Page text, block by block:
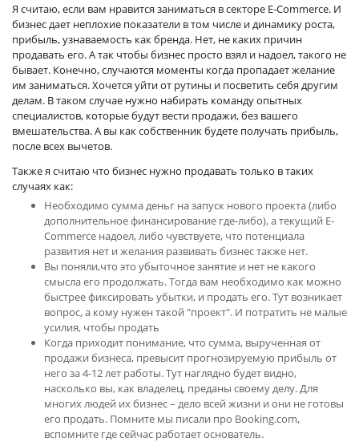
Я считаю, если вам нравится заниматься в секторе E-Commerce. И
бизнес дает неплохие показатели в том числе и динамику роста,
прибыль, узнаваемость как бренда. Нет, не каких причин
продавать его. А так чтобы бизнес просто взял и надоел, такого не
бывает. Конечно, случаются моменты когда пропадает желание
им заниматься. Хочется уйти от рутины и посветить себя другим
делам. В таком случае нужно набирать команду опытных
специалистов, которые будут вести продажи, без вашего
вмешательства. А вы как собственник будете получать прибыль,
после всех вычетов.
Также я считаю что бизнес нужно продавать только в таких
случаях как:
Необходимо сумма деньг на запуск нового проекта (либо
дополнительное финансирование где-либо), а текущий E-
Commerce надоел, либо чувствуете, что потенциала
развития нет и желания развивать бизнес также нет.
Вы поняли,что это убыточное занятие и нет не какого
смысла его продолжать. Тогда вам необходимо как можно
быстрее фиксировать убытки, и продать его. Тут возникает
вопрос, а кому нужен такой "проект". И потратить не малые
усилия, чтобы продать
Когда приходит понимание, что сумма, вырученная от
продажи бизнеса, превысит прогнозируемую прибыль от
него за 4-12 лет работы. Тут наглядно будет видно,
насколько вы, как владелец, преданы своему делу. Для
многих людей их бизнес – дело всей жизни и они не готовы
его продать. Помните мы писали про Booking.com,
вспомните где сейчас работает основатель.